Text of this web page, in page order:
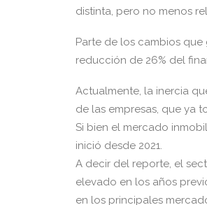
distinta, pero no menos
Parte de los cambios que
reducción de 26% del
Actualmente, la inercia
de las empresas, que ya
Si bien el mercado
inició desde 2021.
A decir del reporte, el
elevado en los años
en los principales